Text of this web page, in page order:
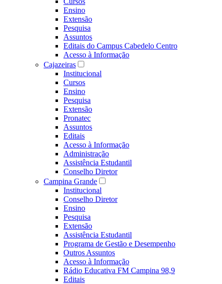
Ensino
Extensão
Pesquisa
Assuntos
Editais do Campus Cabedelo Centro
Acesso à Informação
Cajazeiras
Institucional
Cursos
Ensino
Pesquisa
Extensão
Pronatec
Assuntos
Editais
Acesso à Informação
Administração
Assistência Estudantil
Conselho Diretor
Campina Grande
Institucional
Conselho Diretor
Ensino
Pesquisa
Extensão
Assistência Estudantil
Programa de Gestão e Desempenho
Outros Assuntos
Acesso à Informação
Rádio Educativa FM Campina 98,9
Editais